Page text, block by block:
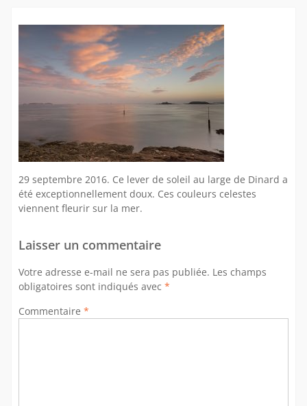
29 septembre 2016. Ce lever de soleil au large de Dinard a
été exceptionnellement doux. Ces couleurs celestes
viennent fleurir sur la mer.
Laisser un commentaire
Votre adresse e-mail ne sera pas publiée. Les champs
obligatoires sont indiqués avec *
Commentaire *